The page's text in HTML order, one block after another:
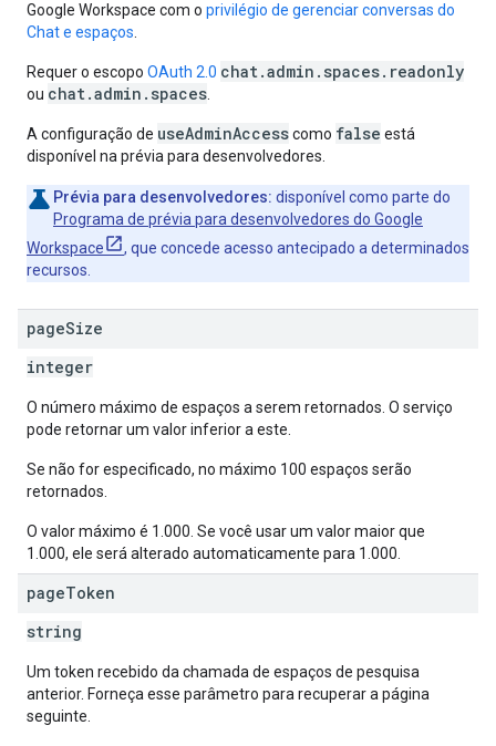
Google Workspace com o privilégio de gerenciar conversas do
Chat e espaços
Requer o escopo OAuth 2.0 chat.admin.spaces.readonly
ou chat.admin.spaces
A configuração de useAdminAccesscomo false está
disponível na prévia para desenvolvedores.
Prévia para desenvolvedores: disponível como parte do
Programa de prévia para desenvolvedores do Google
Workspace
, que concede acesso antecipado a determinados
recursos.
pageSize
integer
O número máximo de espaços a serem retornados. O serviço
pode retornar um valor inferior a este.
Se não for especificado, no máximo 100 espaços serão
retornados.
O valor máximo é 1.000. Se você usar um valor maior que
1.000, ele será alterado automaticamente para 1.000.
pageToken
string
Um token recebido da chamada de espaços de pesquisa
anterior. Forneça esse parâmetro para recuperar a página
seguinte.